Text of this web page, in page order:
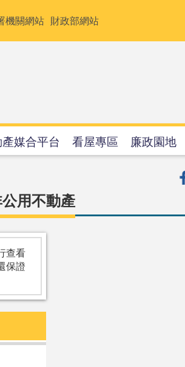
機關網站 財政部網站
媒合平台 看屋專區 廉政園地
用不動產
查看
保證